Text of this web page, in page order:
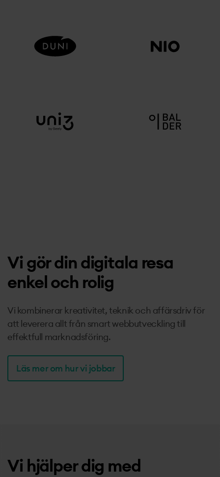
Vi gör din digitala resa
enkel och rolig
Vi kombinerar kreativitet, teknik och affärsdriv för
att leverera allt från smart webbutveckling till
effektfull marknadsföring.
Läs mer om hur vi jobbar
Vi hjälper dig med